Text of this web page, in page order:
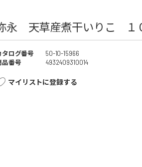
永 天草産煮干いりこ １
タログ番号
50-10-15966
品番号
4932409310014
マイリストに登録する